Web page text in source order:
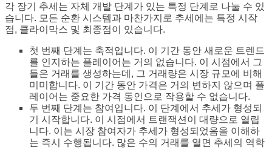
각 장기 추세는 자체 개발 단계가 있는 특정 단계로 나눌 수 있
습니다. 모든 순환 시스템과 마찬가지로 추세에는 특정 시작
점, 클라이막스 및 최종점이 있습니다.
첫 번째 단계는 축적입니다. 이 기간 동안 새로운 트렌드
를 인지하는 플레이어는 거의 없습니다. 이 시점에서 그
들은 거래를 생성하는데, 그 거래량은 시장 규모에 비해
미미합니다. 이 기간 동안 가격은 거의 변하지 않으며 플
레이어는 중요한 가격 동인으로 작용할 수 없습니다.
두 번째 단계는 참여입니다. 이 단계에서 추세가 형성되
기 시작합니다. 이 시점에서 트랜잭션이 대량으로 열립
니다. 이는 시장 참여자가 추세가 형성되었음을 이해하
는 즉시 수행됩니다. 많은 수의 거래를 열면 추세의 역학